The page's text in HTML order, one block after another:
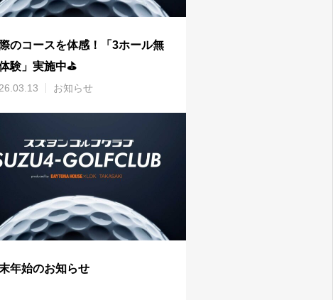
のコースを体感！「3ホール無
験」実施中⛳️
お知らせ
年始のお知らせ